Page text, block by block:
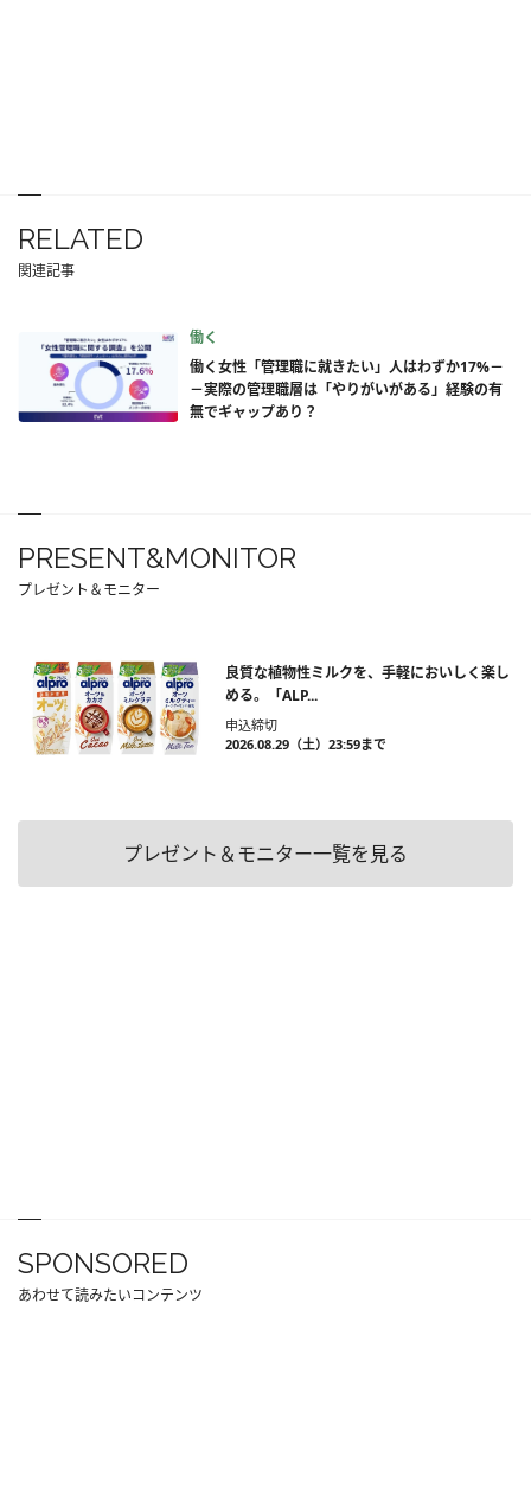
RELATED
関連記事
働く
働く女性「管理職に就きたい」人はわずか17%－
－実際の管理職層は「やりがいがある」経験の有
無でギャップあり？
PRESENT&MONITOR
プレゼント＆モニター
良質な植物性ミルクを、手軽においしく楽し
める。「ALP...
申込締切
2026.08.29（土）23:59まで
プレゼント＆モニター一覧を見る
SPONSORED
あわせて読みたいコンテンツ